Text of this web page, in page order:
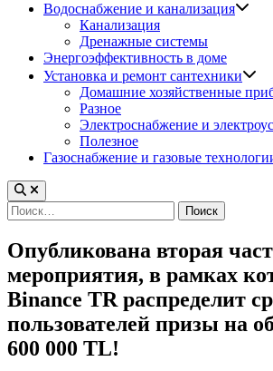
Водоснабжение и канализация
Канализация
Дренажные системы
Энергоэффективность в доме
Установка и ремонт сантехники
Домашние хозяйственные
Разное
Электроснабжение и
Полезное
Газоснабжение и газовые
Найти:
Опубликована вторая
мероприятия, в рамках
Binance TR распределит
пользователей призы на
600 000 TL!